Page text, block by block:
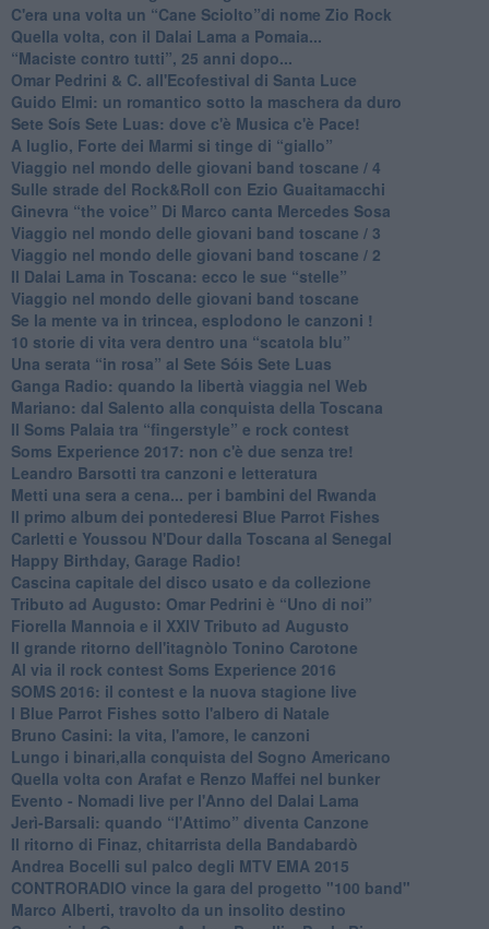
​C'era una volta un “Cane Sciolto”di nome Zio Rock
Quella volta, con il Dalai Lama a Pomaia...
​“Maciste contro tutti”, 25 anni dopo...
​Omar Pedrini & C. all'Ecofestival di Santa Luce
Guido Elmi: un romantico sotto la maschera da duro
Sete Soís Sete Luas: dove c'è Musica c'è Pace!
​A luglio, Forte dei Marmi si tinge di “giallo”
Viaggio nel mondo delle giovani band toscane / 4
Sulle strade del Rock&Roll con Ezio Guaitamacchi
​Ginevra “the voice” Di Marco canta Mercedes Sosa
Viaggio nel mondo delle giovani band toscane / 3
​Viaggio nel mondo delle giovani band toscane / 2
Il Dalai Lama in Toscana: ecco le sue “stelle”
Viaggio nel mondo delle giovani band toscane
Se la mente va in trincea, esplodono le canzoni !
​10 storie di vita vera dentro una “scatola blu”
​Una serata “in rosa” al Sete Sóis Sete Luas
Ganga Radio: quando la libertà viaggia nel Web
Mariano: dal Salento alla conquista della Toscana
​Il Soms Palaia tra “fingerstyle” e rock contest
Soms Experience 2017: non c'è due senza tre!
​Leandro Barsotti tra canzoni e letteratura
​Metti una sera a cena... per i bambini del Rwanda
​Il primo album dei pontederesi Blue Parrot Fishes
Carletti e Youssou N'Dour dalla Toscana al Senegal
Happy Birthday, Garage Radio!
​Cascina capitale del disco usato e da collezione
Tributo ad Augusto: Omar Pedrini è “Uno di noi”
​Fiorella Mannoia e il XXIV Tributo ad Augusto
Il grande ritorno dell'itagnòlo Tonino Carotone
​Al via il rock contest Soms Experience 2016
​SOMS 2016: il contest e la nuova stagione live
I Blue Parrot Fishes sotto l'albero di Natale
Bruno Casini: la vita, l'amore, le canzoni
​Lungo i binari,alla conquista del Sogno Americano
​Quella volta con Arafat e Renzo Maffei nel bunker
​Evento - Nomadi live per l'Anno del Dalai Lama
Jerì-Barsali: quando “l'Attimo” diventa Canzone
Il ritorno di Finaz, chitarrista della Bandabardò
Andrea Bocelli sul palco degli MTV EMA 2015
CONTRORADIO vince la gara del progetto "100 band"
Marco Alberti, travolto da un insolito destino